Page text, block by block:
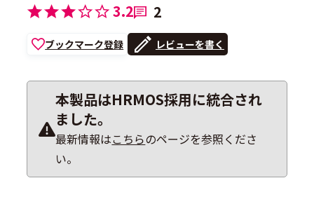
3.2 2
ブックマーク登録 レビューを書く
本製品はHRMOS採用に統合され
ました。
最新情報はこちらのページを参照くださ
い。